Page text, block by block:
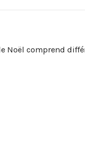
Noël comprend